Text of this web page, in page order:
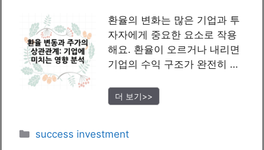
환율의 변화는 많은 기업과 투
자자에게 중요한 요소로 작용
해요. 환율이 오르거나 내리면
기업의 수익 구조가 완전히 …
더 보기>>
Categories
success investment